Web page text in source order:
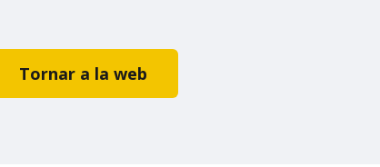
Tornar a la web